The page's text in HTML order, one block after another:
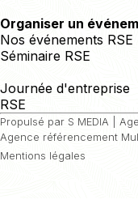
Organiser un
Nos événements RSE
Séminaire RSE
Journée d'entreprise
RSE
Propulsé par S MEDIA |
Agence référencement
Mentions légales